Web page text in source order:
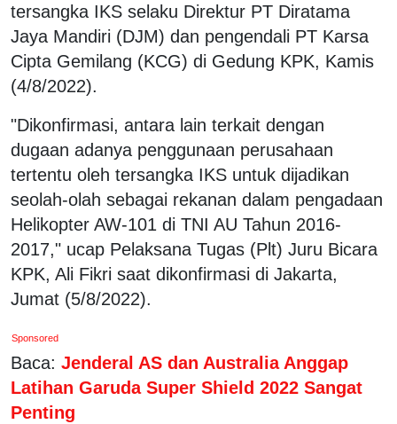
tersangka IKS selaku Direktur PT Diratama
Jaya Mandiri (DJM) dan pengendali PT Karsa
Cipta Gemilang (KCG) di Gedung KPK, Kamis
(4/8/2022).
"Dikonfirmasi, antara lain terkait dengan
dugaan adanya penggunaan perusahaan
tertentu oleh tersangka IKS untuk dijadikan
seolah-olah sebagai rekanan dalam pengadaan
Helikopter AW-101 di TNI AU Tahun 2016-
2017," ucap Pelaksana Tugas (Plt) Juru Bicara
KPK, Ali Fikri saat dikonfirmasi di Jakarta,
Jumat (5/8/2022).
Sponsored
Baca: Jenderal AS dan Australia Anggap
Latihan Garuda Super Shield 2022 Sangat
Penting